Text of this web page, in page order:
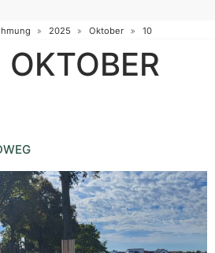
2025 Oktober 10
OKTOBER